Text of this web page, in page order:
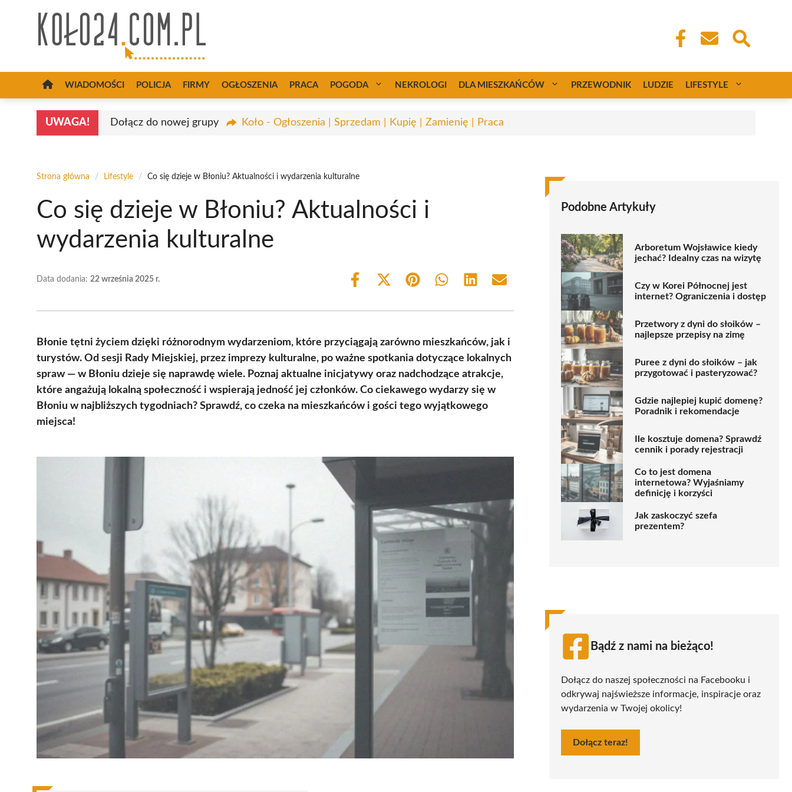
WIADOMOŚCI POLICJA FIRMY OGŁOSZENIA PRACA POGODA NEKROLOGI DLA MIESZKAŃCÓW PRZEWODNIK LUDZIE LIFESTYLE
UWAGA! Dołącz do nowej grupy Koło - Ogłoszenia | Sprzedam | Kupię | Zamienię | Praca
Strona główna / Lifestyle / Co się dzieje w Błoniu? Aktualności i wydarzenia kulturalne
Co się dzieje w Błoniu? Aktualności i
wydarzenia kulturalne
Data dodania: 22 września 2025 r.
Share
Share
(Twitter)
Share Share Share Share
Błonie tętni życiem dzięki różnorodnym wydarzeniom, które przyciągają zarówno mieszkańców, jak i
turystów. Od sesji Rady Miejskiej, przez imprezy kulturalne, po ważne spotkania dotyczące lokalnych
spraw — w Błoniu dzieje się naprawdę wiele. Poznaj aktualne inicjatywy oraz nadchodzące atrakcje,
które angażują lokalną społeczność i wspierają jedność jej członków. Co ciekawego wydarzy się w
Błoniu w najbliższych tygodniach? Sprawdź, co czeka na mieszkańców i gości tego wyjątkowego
miejsca!
Podobne Artykuły
Arboretum Wojsławice kiedy
jechać? Idealny czas na wizytę
Czy w Korei Północnej jest
internet? Ograniczenia i dostęp
Przetwory z dyni do słoików –
najlepsze przepisy na zimę
Puree z dyni do słoików – jak
przygotować i pasteryzować?
Gdzie najlepiej kupić domenę?
Poradnik i rekomendacje
Ile kosztuje domena? Sprawdź
cennik i porady rejestracji
Co to jest domena
internetowa? Wyjaśniamy
definicję i korzyści
Jak zaskoczyć szefa
prezentem?
Bądź z nami na bieżąco!
Dołącz do naszej społeczności na Facebooku i
odkrywaj najświeższe informacje, inspiracje oraz
wydarzenia w Twojej okolicy!
Dołącz teraz!